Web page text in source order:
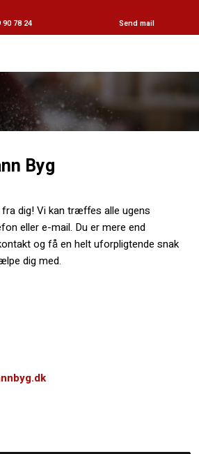
90 78 24 Send mail
Byg
dig! Vi kan træffes alle ugens
eller e-mail. Du er mere end
og få en helt uforpligtende snak
dig med.